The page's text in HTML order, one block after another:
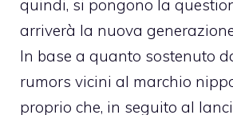
quindi, si pongono la
arriverà la nuova
In base a quanto sostenuto
rumors vicini al marchio
proprio che, in seguito al